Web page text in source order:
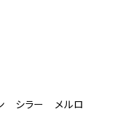
ン シラー メルロ